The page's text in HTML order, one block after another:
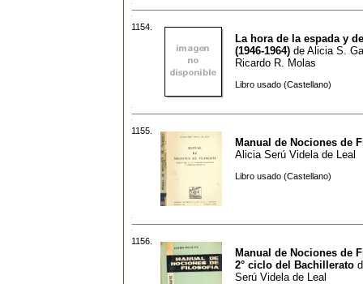
1154.
La hora de la espada y
(1946-1964) de Alicia S.
Ricardo R. Molas
Libro usado (Castellano)
1155.
Manual de Nociones de
Alicia Serú Videla de Leal
Libro usado (Castellano)
1156.
Manual de Nociones de
2° ciclo del Bachillerato
Serú Videla de Leal